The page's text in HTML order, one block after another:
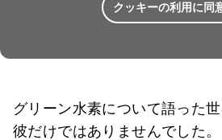
クッキーの利用に同
グリーン水素について語った世
彼だけではありませんでした。